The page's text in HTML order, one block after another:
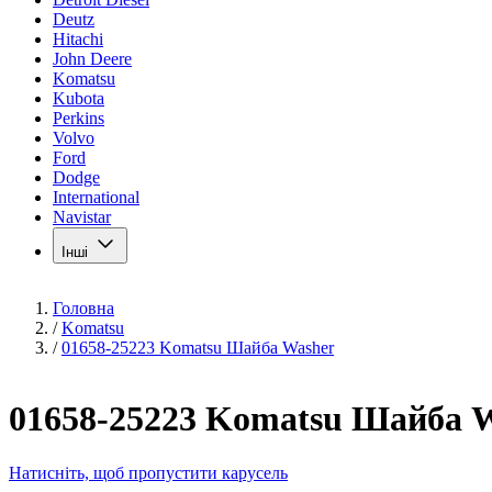
Deutz
Hitachi
John Deere
Komatsu
Kubota
Perkins
Volvo
Ford
Dodge
International
Navistar
Інші
Головна
/ Komatsu
/ 01658-25223 Komatsu Шайба Washer
01658-25223 Komatsu Шайба
Натисніть, щоб пропустити карусель